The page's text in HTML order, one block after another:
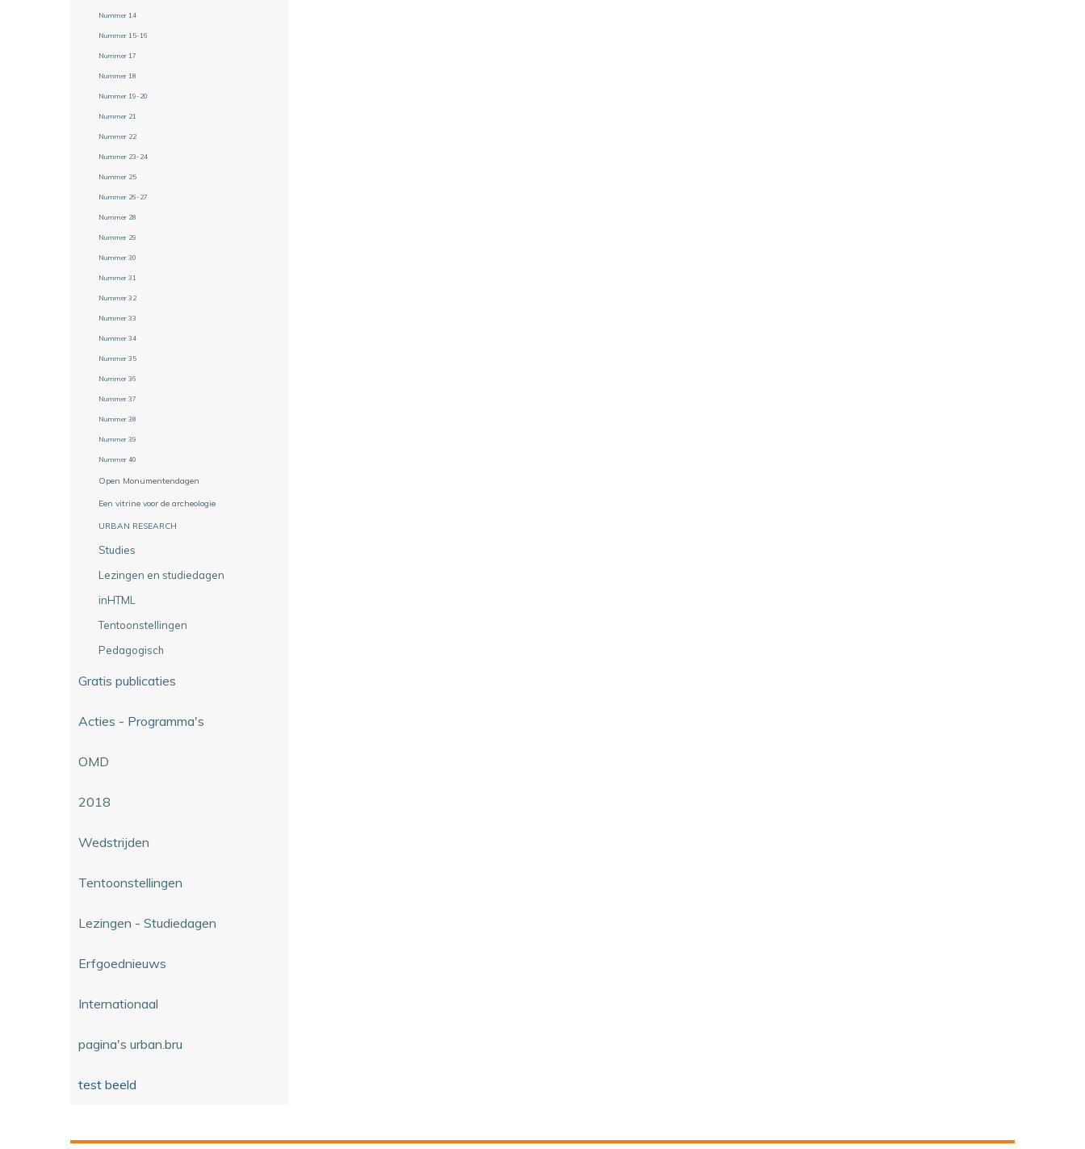
Nummer 14
Nummer 15-16
Nummer 17
Nummer 18
Nummer 19-20
Nummer 21
Nummer 22
Nummer 23-24
Nummer 25
Nummer 26-27
Nummer 28
Nummer 29
Nummer 30
Nummer 31
Nummer 32
Nummer 33
Nummer 34
Nummer 35
Nummer 36
Nummer 37
Nummer 38
Nummer 39
Nummer 40
Open Monumentendagen
Een vitrine voor de archeologie
URBAN RESEARCH
Studies
Lezingen en studiedagen
inHTML
Tentoonstellingen
Pedagogisch
Gratis publicaties
Acties - Programma's
OMD
2018
Wedstrijden
Tentoonstellingen
Lezingen - Studiedagen
Erfgoednieuws
Internationaal
pagina's urban.bru
test beeld